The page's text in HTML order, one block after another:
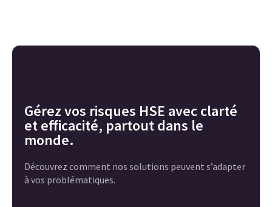
Gérez vos risques HSE avec clarté
et efficacité, partout dans le
monde.
Découvrez comment nos solutions peuvent s’adapter
à vos problématiques.